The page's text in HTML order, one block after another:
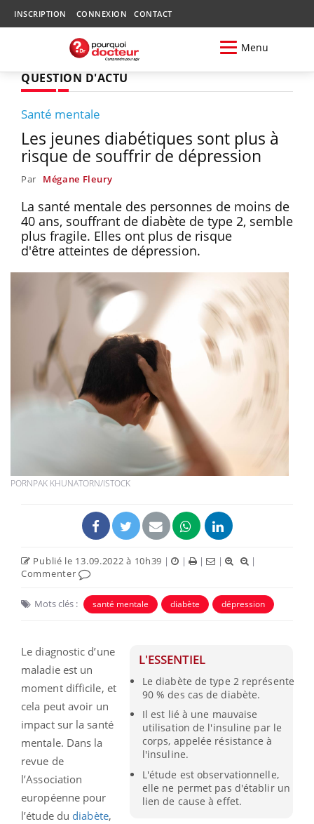
INSCRIPTION CONNEXION CONTACT
Menu
QUESTION D'ACTU
Santé mentale
Les jeunes diabétiques sont plus à
risque de souffrir de dépression
Par Mégane Fleury
La santé mentale des personnes de moins de
40 ans, souffrant de diabète de type 2, semble
plus fragile. Elles ont plus de risque
d'être atteintes de dépression.
PORNPAK KHUNATORN/ISTOCK
Publié le 13.09.2022 à 10h39 | | | |
|
Commenter
Mots clés : santé mentale diabète dépression
L'ESSENTIEL
Le diabète de type 2 représente
90 % des cas de diabète.
Il est lié à une mauvaise
utilisation de l'insuline par le
corps, appelée résistance à
l'insuline.
L'étude est observationnelle,
elle ne permet pas d'établir un
lien de cause à effet.
Le diagnostic d’une
maladie est un
moment difficile, et
cela peut avoir un
impact sur la santé
mentale. Dans la
revue de
l’Association
européenne pour
l’étude du diabète,